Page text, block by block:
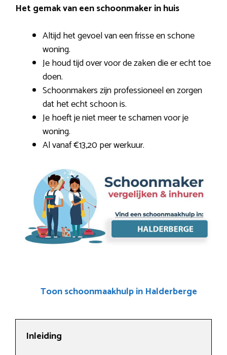
Het gemak van een schoonmaker in huis
Altijd het gevoel van een frisse en schone
woning.
Je houd tijd over voor de zaken die er echt toe
doen.
Schoonmakers zijn professioneel en zorgen
dat het echt schoon is.
Je hoeft je niet meer te schamen voor je
woning.
Al vanaf €13,20 per werkuur.
Toon schoonmaakhulp in Halderberge
Inleiding